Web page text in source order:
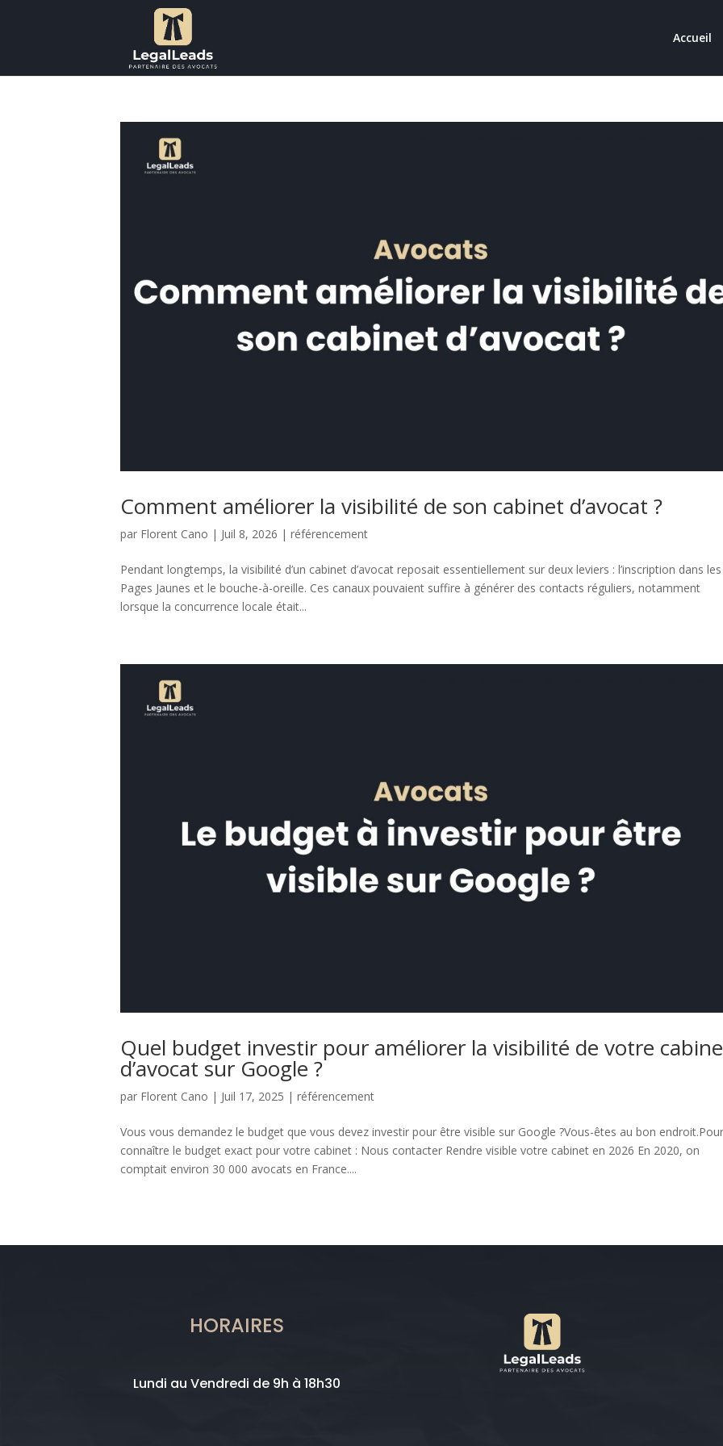
Accueil
Comment améliorer la visibilité de son cabinet d’avocat ?
par Florent Cano | Juil 8, 2026 |référencement
Pendant longtemps, la visibilité d’un cabinet d’avocat reposait essentiellement sur deux leviers : l’inscription dans les
Pages Jaunes et le bouche-à-oreille. Ces canaux pouvaient suffire à générer des contacts réguliers, notamment
lorsque la concurrence locale était...
Quel budget investir pour améliorer la visibilité de votre
d’avocat sur Google ?
par Florent Cano | Juil 17, 2025 |référencement
Vous vous demandez le budget que vous devez investir pour être visible sur Google ?Vous-êtes au bon
connaître le budget exact pour votre cabinet : Nous contacter Rendre visible votre cabinet en 2026 En 2020, on
comptait environ 30 000 avocats en France....
HORAIRES
Lundi au Vendredi de 9h à 18h30